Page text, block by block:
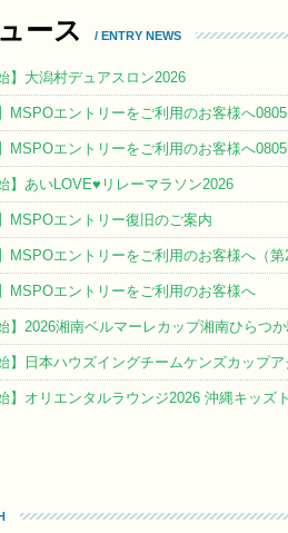
ース / ENTRY NEWS
】大潟村デュアスロン2026
MSPOエントリーをご利用のお客様へ0805
MSPOエントリーをご利用のお客様へ0805
】あいLOVE♥リレーマラソン2026
MSPOエントリー復旧のご案内
MSPOエントリーをご利用のお客様へ（
MSPOエントリーをご利用のお客様へ
】2026湘南ベルマーレカップ湘南ひらつ
】日本ハウズイングチームケンズカップ
】オリエンタルラウンジ2026 沖縄キッズ